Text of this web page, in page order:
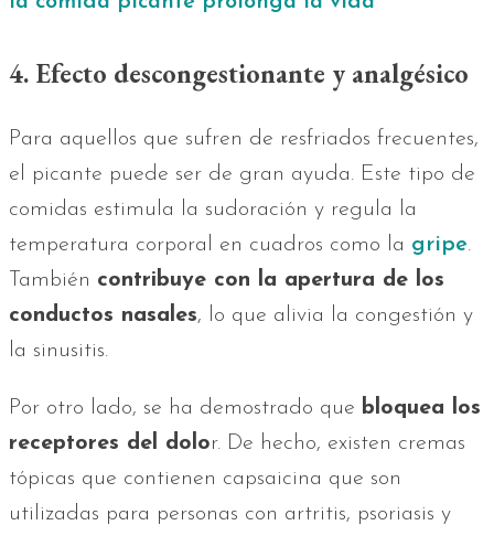
4. Efecto descongestionante y analgésico
Para aquellos que sufren de resfriados frecuentes,
el picante puede ser de gran ayuda. Este tipo de
comidas estimula la sudoración y regula la
temperatura corporal en cuadros como la gripe.
También contribuye con la apertura de los
conductos nasales, lo que alivia la congestión y
la sinusitis.
Por otro lado, se ha demostrado que bloquea los
receptores del dolor. De hecho, existen cremas
tópicas que contienen capsaicina que son
utilizadas para personas con artritis, psoriasis y